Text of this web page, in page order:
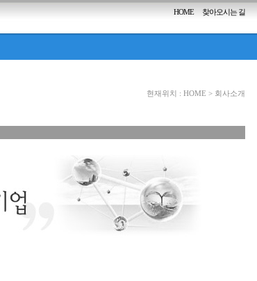
HOME 찾아오시는 길
현재위치 : HOME > 회사소개